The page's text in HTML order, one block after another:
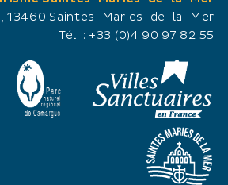
13460 Saintes-Maries-de-la-Mer
Tél. : +33 (0)4 90 97 82 55